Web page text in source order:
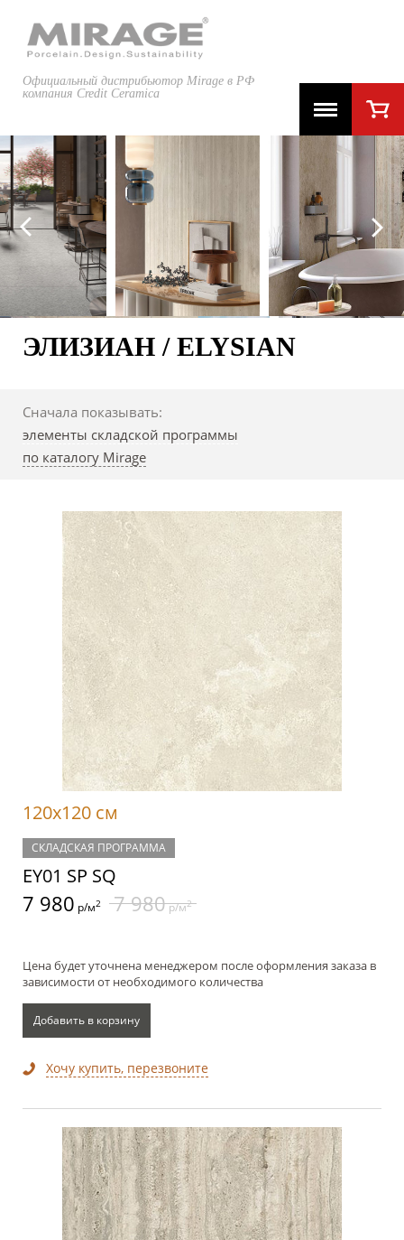
Официальный дистрибьютор Mirage в РФ
компания Credit Ceramica
ЭЛИЗИАН / ELYSIAN
Сначала показывать:
элементы складской программы
по каталогу Mirage
120x120 см
СКЛАДСКАЯ ПРОГРАММА
EY01 SP SQ
7 980 р/м2 7 980р/м2
Цена будет уточнена менеджером после оформления заказа в
зависимости от необходимого количества
Добавить в корзину
Хочу купить, перезвоните